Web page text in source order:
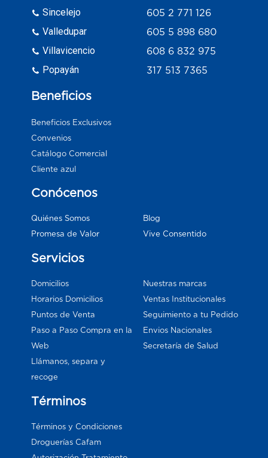
Sincelejo
Valledupar
Villavicencio
Popayán
605 2 771 126
605 5 898 680
608 6 832 975
317 513 7365
Beneficios
Beneficios Exclusivos
Convenios
Catálogo Comercial
Cliente azul
Conócenos
Quiénes Somos
Promesa de Valor
Blog
Vive Consentido
Servicios
Domicilios
Horarios Domicilios
Puntos de Venta
Paso a Paso Compra en la
Web
Llámanos, separa y
recoge
Nuestras marcas
Ventas Institucionales
Seguimiento a tu Pedido
Envios Nacionales
Secretaría de Salud
Términos
Términos y Condiciones
Droguerías Cafam